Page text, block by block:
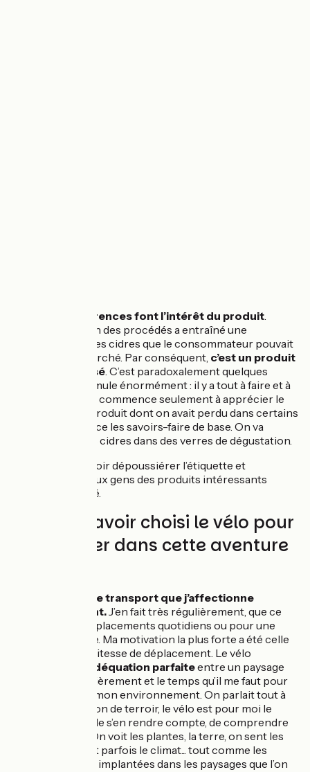
les différences font l’intérêt du produit.
L’industrialisation des procédés a entraîné une
uniformisation des cidres que le consommateur pouvait
trouver sur le marché. Par conséquent, c’est un produit
qui a été délaissé. C’est paradoxalement quelques
chose qui me stimule énormément : il y a tout à faire et à
(re)découvrir, on commence seulement à apprécier le
potentiel de ce produit dont on avait perdu dans certains
endroits de France les savoirs-faire de base. On va
goûter de grands cidres dans des verres de dégustation.
On va pouvoir dépoussiérer l’étiquette et
proposer aux gens des produits intéressants
et de qualité.
Pourquoi avoir choisi le vélo pour
te déplacer dans cette aventure
mode de transport que j’affectionne
particulièrement.J’en fait très régulièrement, que ce
soit pour mes déplacements quotidiens ou pour une
pratique sportive. Ma motivation la plus forte a été celle
du rythme, de la vitesse de déplacement. Le vélo
adéquation parfaiteentre un paysage
qui change régulièrement et le temps qu’il me faut pour
m'imprégner de mon environnement. On parlait tout à
l’heure de la notion de terroir, le vélo est pour moi le
meilleur moyen de s’en rendre compte, de comprendre
ce qui se passe. On voit les plantes, la terre, on sent les
parfums, on subit parfois le climat... tout comme les
cultures qui sont implantées dans les paysages que l’on